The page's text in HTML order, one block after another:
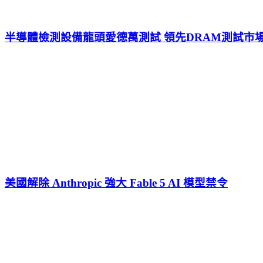
半導體檢測設備龍頭愛德萬測試 領先DRAM測試市
美國解除 Anthropic 強大 Fable 5 AI 模型禁令